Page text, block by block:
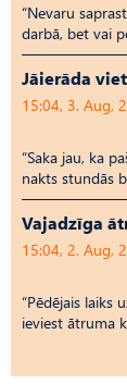
“Nevaru
darbā, bet vai
Jāierāda
15:04, 3. Aug,
“Saka jau, ka
nakts stundās
Vajadzīga
15:04, 2. Aug,
“Pēdējais laiks
ieviest ātruma